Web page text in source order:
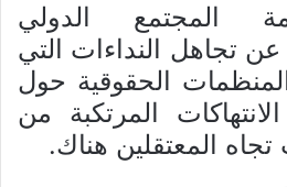
المجتمع الدولي
عن تجاهل النداءات التي
الحقوقية حول
المرتكبة من
المعتقلين هناك.